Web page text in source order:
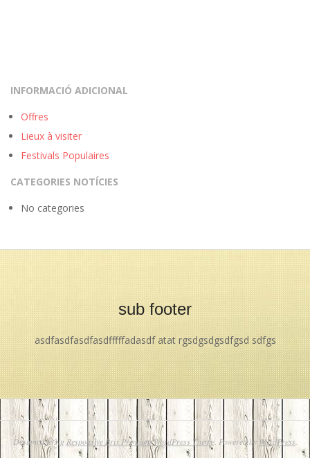
INFORMACIÓ ADICIONAL
Offres
Lieux à visiter
Festivals Populaires
CATEGORIES NOTÍCIES
No categories
sub footer
asdfasdfasdfasdfffffadasdf atat rgsdgsdgsdfgsd sdfgs
Designed using Responsive Brix Premium WordPress Theme. Powered by WordPress.